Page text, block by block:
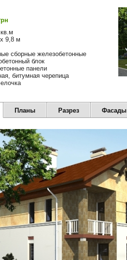
9,8 м
сборные железобетонные
блок
панели
битумная черепица
Планы Разрез Фасады